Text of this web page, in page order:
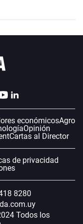
económicosAgro
Opinión
Cartas al Director
de privacidad
8280
Todos los